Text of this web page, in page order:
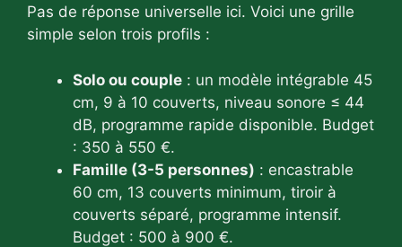
Pas de réponse universelle ici. Voici une grille
simple selon trois profils :
Solo ou couple : un modèle intégrable 45
cm, 9 à 10 couverts, niveau sonore ≤ 44
dB, programme rapide disponible. Budget
: 350 à 550 €.
Famille (3-5 personnes) : encastrable
60 cm, 13 couverts minimum, tiroir à
couverts séparé, programme intensif.
Budget : 500 à 900 €.